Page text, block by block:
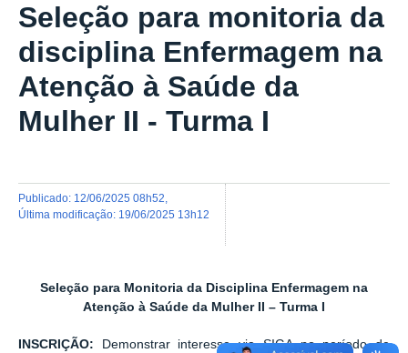
Seleção para monitoria da
disciplina Enfermagem na
Atenção à Saúde da
Mulher II - Turma I
publicado: 12/06/2025 08h52
última modificação: 19/06/2025 13h12
Seleção para Monitoria da Disciplina Enfermagem na
Atenção à Saúde da Mulher II – Turma I
INSCRIÇÃO: Demonstrar interesse via SIGA no período de